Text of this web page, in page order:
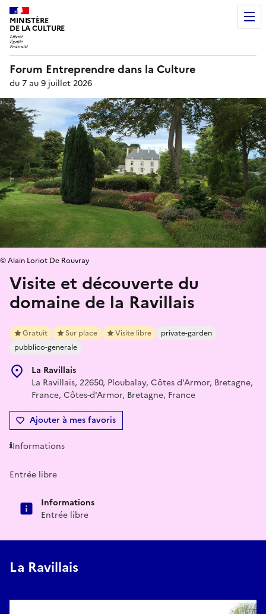
MINISTÈRE
DE LA CULTURE
Forum Entreprendre dans la Culture
du 7 au 9 juillet 2026
Visite et découverte du
domaine de la Ravillais
Gratuit Sur place Visite libre
private-garden
pubblico-generale
La Ravillais
La Ravillais, 22650, Ploubalay, Côtes d'Armor, Bretagne,
France, Côtes-d'Armor, Bretagne, France
Ajouter à mes favoris
© Alain Loriot De Rouvray
Informations
Entrée libre
Informations
Entrée libre
La Ravillais